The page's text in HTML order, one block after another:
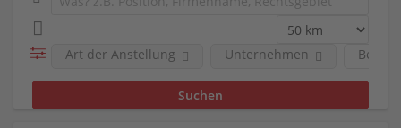
Art der Anstellung Unternehmen